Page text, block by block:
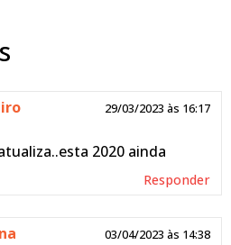
29/03/2023 às 16:17
2020 ainda
Responder
03/04/2023 às 14:38